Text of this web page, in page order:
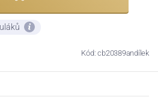
Kód: cb20389andílek